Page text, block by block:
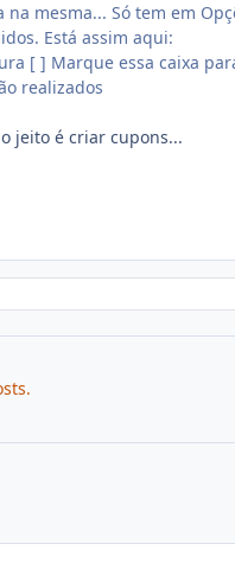
mesma... Só tem em
Está assim aqui:
[ ] Marque essa caixa
realizados
jeito é criar cupons...